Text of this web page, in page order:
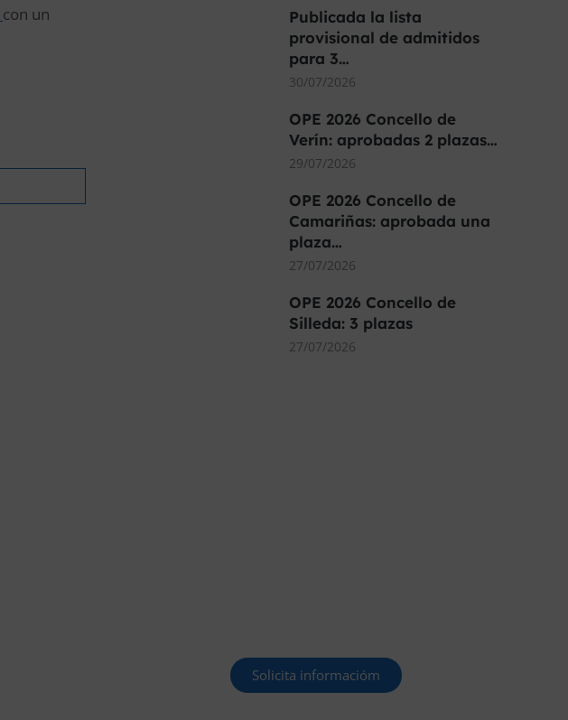
con un
Publicada la lista
provisional de admitidos
para 3…
30/07/2026
OPE 2026 Concello de
Verín: aprobadas 2 plazas…
29/07/2026
OPE 2026 Concello de
Camariñas: aprobada una
plaza…
27/07/2026
OPE 2026 Concello de
Silleda: 3 plazas
27/07/2026
Solicita informacióm